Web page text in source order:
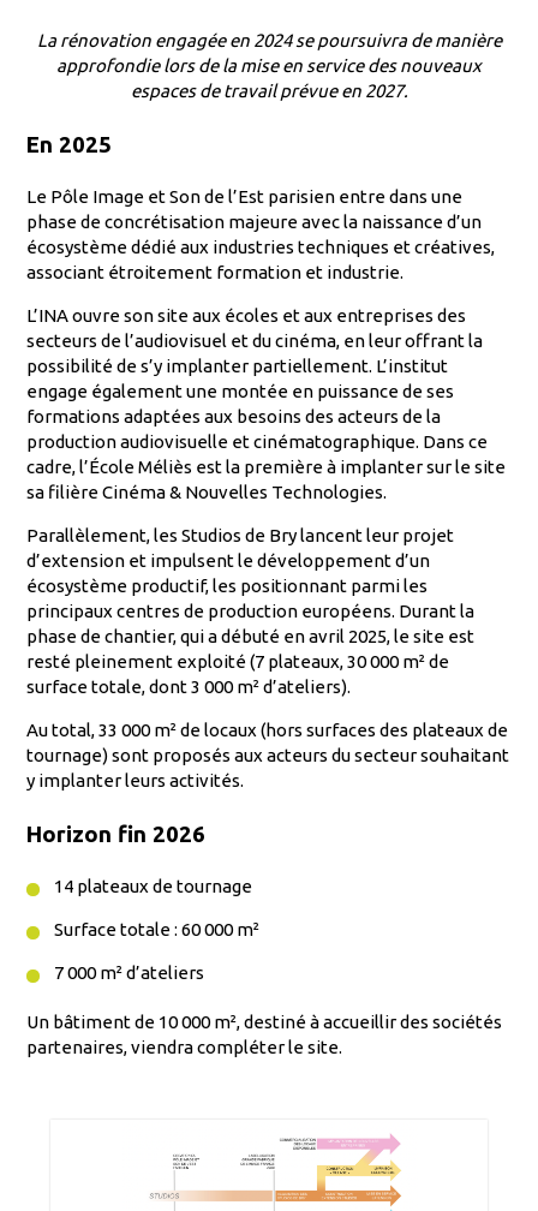
La rénovation engagée en 2024 se poursuivra de manière
approfondie lors de la mise en service des nouveaux
espaces de travail prévue en 2027.
En 2025
Le Pôle Image et Son de l’Est parisien entre dans une
phase de concrétisation majeure avec la naissance d’un
écosystème dédié aux industries techniques et créatives,
associant étroitement formation et industrie.
L’INA ouvre son site aux écoles et aux entreprises des
secteurs de l’audiovisuel et du cinéma, en leur offrant la
possibilité de s’y implanter partiellement. L’institut
engage également une montée en puissance de ses
formations adaptées aux besoins des acteurs de la
production audiovisuelle et cinématographique. Dans ce
cadre, l’École Méliès est la première à implanter sur le site
sa filière Cinéma & Nouvelles Technologies.
Parallèlement, les Studios de Bry lancent leur projet
d’extension et impulsent le développement d’un
écosystème productif, les positionnant parmi les
principaux centres de production européens. Durant la
phase de chantier, qui a débuté en avril 2025, le site est
resté pleinement exploité (7 plateaux, 30 000 m² de
surface totale, dont 3 000 m² d’ateliers).
Au total, 33 000 m² de locaux (hors surfaces des plateaux de
tournage) sont proposés aux acteurs du secteur souhaitant
y implanter leurs activités.
Horizon fin 2026
14 plateaux de tournage
Surface totale : 60 000 m²
7 000 m² d’ateliers
Un bâtiment de 10 000 m², destiné à accueillir des sociétés
partenaires, viendra compléter le site.